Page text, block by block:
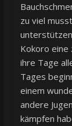
zu viel
Kokoro
ihre Tage
Tages
einem
andere
kämpfen